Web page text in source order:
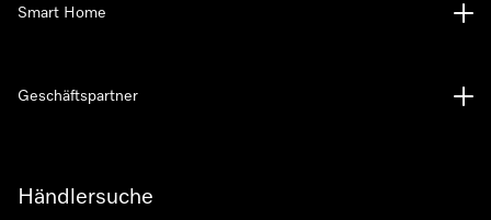
Händlersuche
Smart Home
Geschäftspartner